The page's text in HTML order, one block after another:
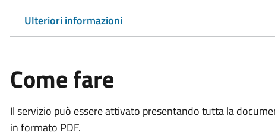
Ulteriori informazioni
Come fare
Il servizio può essere attivato presentando tutta la
in formato PDF.